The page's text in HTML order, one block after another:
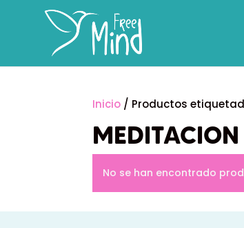
Inicio / Productos
MEDITACION
No se han encontrado